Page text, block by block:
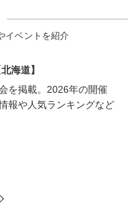
イベントを紹介
海道】
を掲載。2026年の開催
報や人気ランキングなど